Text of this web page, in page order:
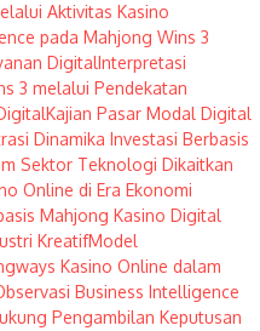
Aktivitas Kasino
pada Mahjong Wins 3
DigitalInterpretasi
3 melalui Pendekatan
Kajian Pasar Modal Digital
Dinamika Investasi Berbasis
Sektor Teknologi Dikaitkan
Online di Era Ekonomi
Mahjong Kasino Digital
KreatifModel
Kasino Online dalam
Business Intelligence
Pengambilan Keputusan